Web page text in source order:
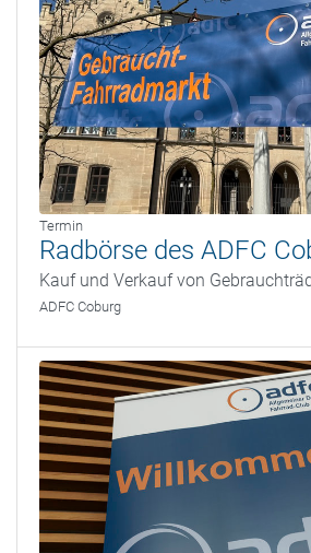
Termin
Radbörse des ADFC
Kauf und Verkauf von
ADFC Coburg